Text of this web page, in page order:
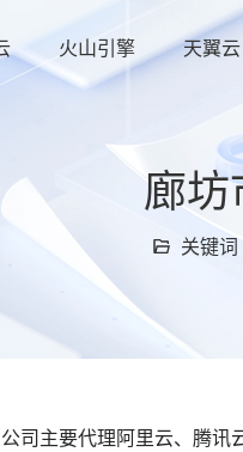
火山引擎 天翼云
廊
关键词
司主要代理阿里云、腾